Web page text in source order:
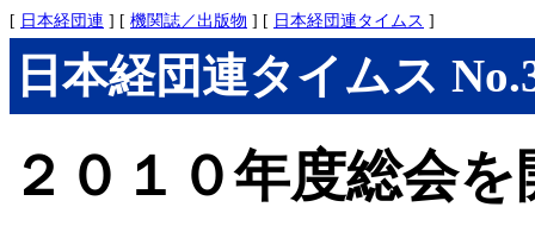
[ 日本経団連 ] [ 機関誌／出版物 ] [ 日本経団連タイムス ]
日本経団連タイムス
２０１０年度総会を